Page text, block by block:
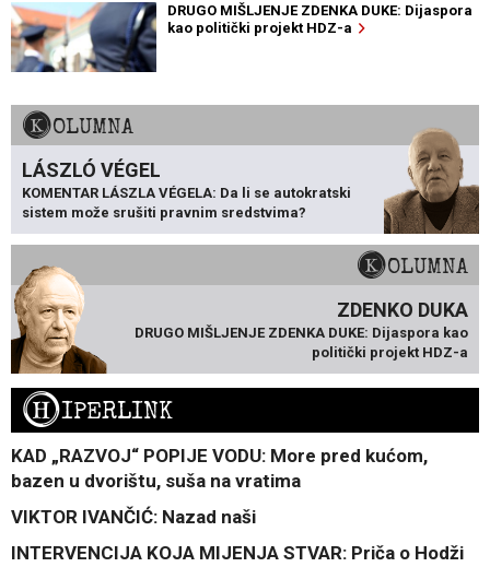
DRUGO MIŠLJENJE ZDENKA DUKE: Dijaspora
kao politički projekt HDZ-a
KOLUMNA
LÁSZLÓ VÉGEL
KOMENTAR LÁSZLA VÉGELA: Da li se autokratski
sistem može srušiti pravnim sredstvima?
KOLUMNA
ZDENKO DUKA
DRUGO MIŠLJENJE ZDENKA DUKE: Dijaspora kao
politički projekt HDZ-a
HIPERLINK
KAD „RAZVOJ“ POPIJE VODU: More pred kućom,
bazen u dvorištu, suša na vratima
VIKTOR IVANČIĆ: Nazad naši
INTERVENCIJA KOJA MIJENJA STVAR: Priča o Hodži